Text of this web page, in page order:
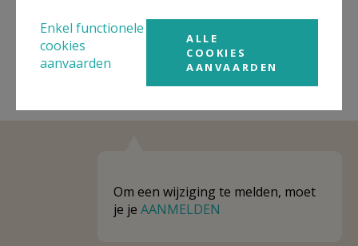
Om een wijziging te melden, moet
je je AANMELDEN
Enkel functionele
cookies
aanvaarden
ALLE
COOKIES
AANVAARDEN